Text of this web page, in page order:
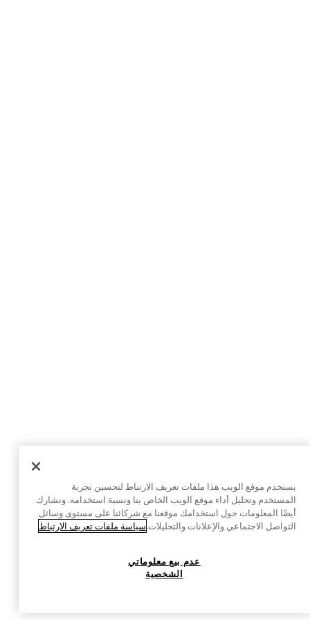
يستخدم موقع الويب هذا ملفات تعريف الارتباط لتحسين تجربة
المستخدم وتحليل أداء موقع الويب الخاص بنا ونسبة استخدامه. ونشارك
أيضًا المعلومات حول استخدامك موقعنا مع شركائنا على مستوى وسائل
التواصل الاجتماعي والإعلانات والتحليلات.سياسة ملفات تعريف الارتباط
عدم بيع معلوماتي
الشخصية